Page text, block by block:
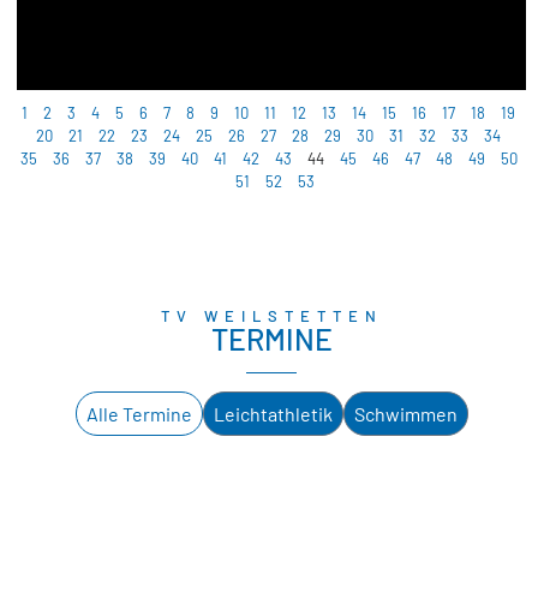
1 2 3 4 5 6 7 8 9 10 11 12 13 14 15 16 17 18
19
20
21 22 23 24 25 26 27 28 29 30 31 32 33
34
35
36 37 38 39 40 41 42 43 44 45 46 47 48 49
50
51
52 53
TV WEILSTETTEN
TERMINE
Leichtathletik Schwimmen
Alle Termine